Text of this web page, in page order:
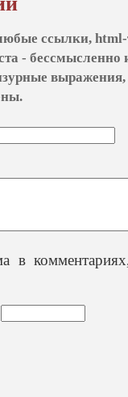
ссылки,
- бессмысленно
в